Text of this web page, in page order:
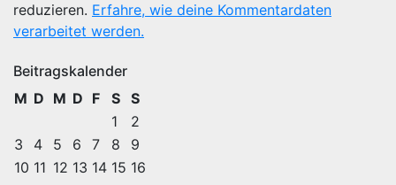
reduzieren. Erfahre, wie deine Kommentardaten
verarbeitet werden.
Beitragskalender
M D M D F S S
1
2
3
4 5 6 7 8
9
10 11 12 13 14 15 16